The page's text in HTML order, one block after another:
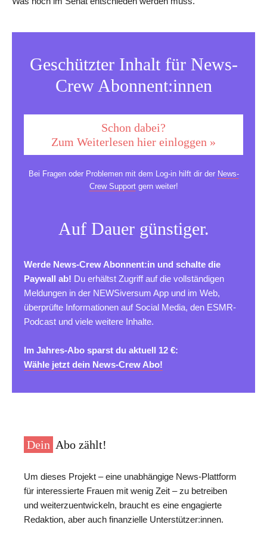
Geschützter Inhalt für News-
Crew Abonnent:innen
Schon dabei?
Zum Weiterlesen hier einloggen »
Bei Fragen oder Problemen mit dem Log-in hilft dir der News-
Crew Supportgern weiter!
Auf Dauer günstiger.
Werde News-Crew Abonnent:in und schalte die
Paywall ab! Du erhältst Zugriff auf die vollständigen
Meldungen in der NEWSiversum App und im Web,
überprüfte Informationen auf Social Media, den ESMR-
Podcast und viele weitere Inhalte.
Im Jahres-Abo sparst du aktuell 12 €:
Wähle jetzt dein News-Crew Abo!
Dein Abo zählt!
Um dieses Projekt – eine unabhängige News-Plattform
für interessierte Frauen mit wenig Zeit – zu betreiben
und weiterzuentwickeln, braucht es eine engagierte
Redaktion, aber auch finanzielle Unterstützer:innen.